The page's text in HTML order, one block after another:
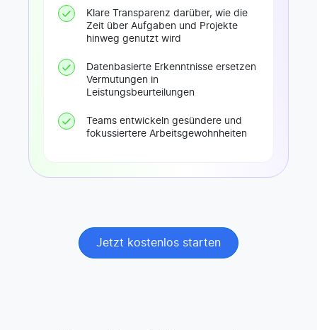
Klare Transparenz darüber, wie die
Zeit über Aufgaben und Projekte
hinweg genutzt wird
Datenbasierte Erkenntnisse ersetzen
Vermutungen in
Leistungsbeurteilungen
Teams entwickeln gesündere und
fokussiertere Arbeitsgewohnheiten
Jetzt kostenlos starten